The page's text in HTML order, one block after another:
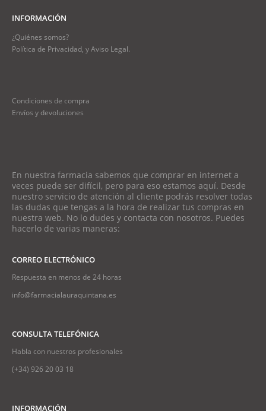
INFORMACIÓN
¿Quiénes somos?
Política de Privacidad, y Aviso Legal.
Condiciones de compra
Envíos y devoluciones
En nuestra farmacia sabemos que comprar en internet a
veces puede ser difícil, pero para eso estamos aquí. Desde
nuestro servicio de atención al cliente podrás resolver todas
las dudas que tengas a la hora de realizar tus compras en
nuestra web. No lo dudes y contacta con nosotros. Puedes
hacerlo de varias maneras:
CORREO ELECTRÓNICO
Respuesta en menos de 24 horas
info@farmacialauraquintana.es
CONSULTA TELEFÓNICA
Habla con nuestros profesionales
(+34) 926 20 03 18
INFORMACIÓN